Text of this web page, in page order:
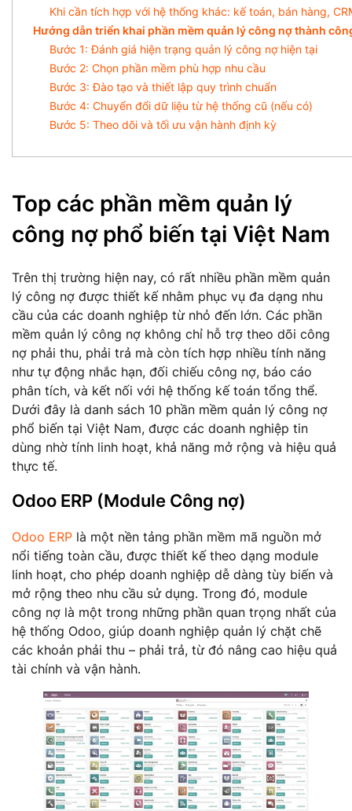
Khi cần tích hợp với hệ thống khác: kế toán, bán hàng,
Hướng dẫn triển khai phần mềm quản lý công nợ thành
Bước 1: Đánh giá hiện trạng quản lý công nợ hiện tại
Bước 2: Chọn phần mềm phù hợp nhu cầu
Bước 3: Đào tạo và thiết lập quy trình chuẩn
Bước 4: Chuyển đổi dữ liệu từ hệ thống cũ (nếu có)
Bước 5: Theo dõi và tối ưu vận hành định kỳ
Top các phần mềm quản lý
công nợ phổ biến tại Việt Nam
Trên thị trường hiện nay, có rất nhiều phần mềm quản
lý công nợ được thiết kế nhằm phục vụ đa dạng nhu
cầu của các doanh nghiệp từ nhỏ đến lớn. Các phần
mềm quản lý công nợ không chỉ hỗ trợ theo dõi công
nợ phải thu, phải trả mà còn tích hợp nhiều tính năng
như tự động nhắc hạn, đối chiếu công nợ, báo cáo
phân tích, và kết nối với hệ thống kế toán tổng thể.
Dưới đây là danh sách 10 phần mềm quản lý công nợ
phổ biến tại Việt Nam, được các doanh nghiệp tin
dùng nhờ tính linh hoạt, khả năng mở rộng và hiệu quả
thực tế.
Odoo ERP (Module Công nợ)
Odoo ERP là một nền tảng phần mềm mã nguồn mở
nổi tiếng toàn cầu, được thiết kế theo dạng module
linh hoạt, cho phép doanh nghiệp dễ dàng tùy biến và
mở rộng theo nhu cầu sử dụng. Trong đó, module
công nợ là một trong những phần quan trọng nhất của
hệ thống Odoo, giúp doanh nghiệp quản lý chặt chẽ
các khoản phải thu – phải trả, từ đó nâng cao hiệu quả
tài chính và vận hành.